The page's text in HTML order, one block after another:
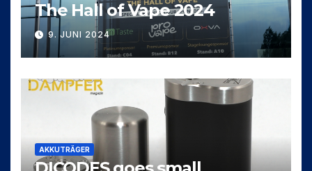
The Hall of Vape 2024
9. JUNI 2024
AKKUTRÄGER